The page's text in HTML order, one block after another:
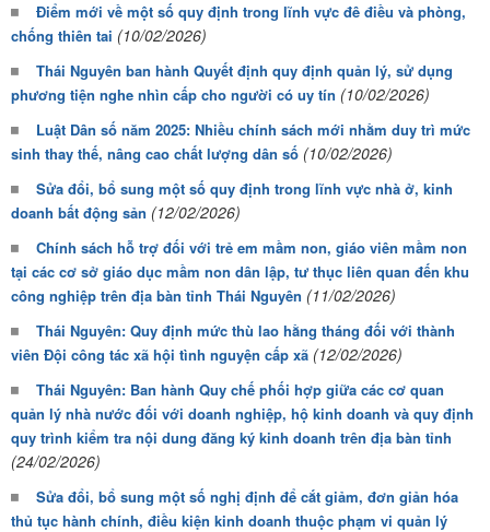
Điểm mới về một số quy định trong lĩnh vực đê điều và phòng,
chống thiên tai (10/02/2026)
Thái Nguyên ban hành Quyết định quy định quản lý, sử dụng
phương tiện nghe nhìn cấp cho người có uy tín (10/02/2026)
Luật Dân số năm 2025: Nhiều chính sách mới nhằm duy trì mức
sinh thay thế, nâng cao chất lượng dân số (10/02/2026)
Sửa đổi, bổ sung một số quy định trong lĩnh vực nhà ở, kinh
doanh bất động sản (12/02/2026)
Chính sách hỗ trợ đối với trẻ em mầm non, giáo viên mầm non
tại các cơ sở giáo dục mầm non dân lập, tư thục liên quan đến khu
công nghiệp trên địa bàn tỉnh Thái Nguyên (11/02/2026)
Thái Nguyên: Quy định mức thù lao hằng tháng đối với thành
viên Đội công tác xã hội tình nguyện cấp xã (12/02/2026)
Thái Nguyên: Ban hành Quy chế phối hợp giữa các cơ quan
quản lý nhà nước đối với doanh nghiệp, hộ kinh doanh và quy định
quy trình kiểm tra nội dung đăng ký kinh doanh trên địa bàn tỉnh
(24/02/2026)
Sửa đổi, bổ sung một số nghị định để cắt giảm, đơn giản hóa
thủ tục hành chính, điều kiện kinh doanh thuộc phạm vi quản lý